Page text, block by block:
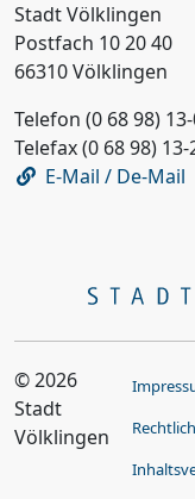
Stadt Völklingen
Postfach 10 20 40
66310 Völklingen
Telefon (0 68 98)
Telefax (0 68 98) 13-
E-Mail / De-Mail
© 2026
Stadt
Völklingen